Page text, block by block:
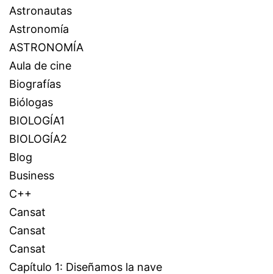
Astronautas
Astronomía
ASTRONOMÍA
Aula de cine
Biografías
Biólogas
BIOLOGÍA1
BIOLOGÍA2
Blog
Business
C++
Cansat
Cansat
Cansat
Capítulo 1: Diseñamos la nave